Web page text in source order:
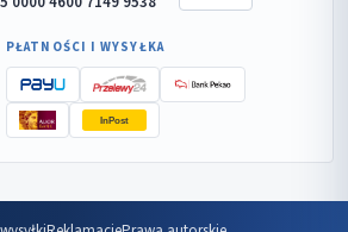
PŁATNOŚCI I WYSYŁKA
InPost